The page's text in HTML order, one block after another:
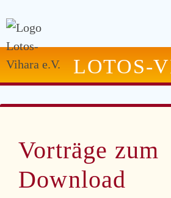
LOTOS-
Vorträge zum
Download